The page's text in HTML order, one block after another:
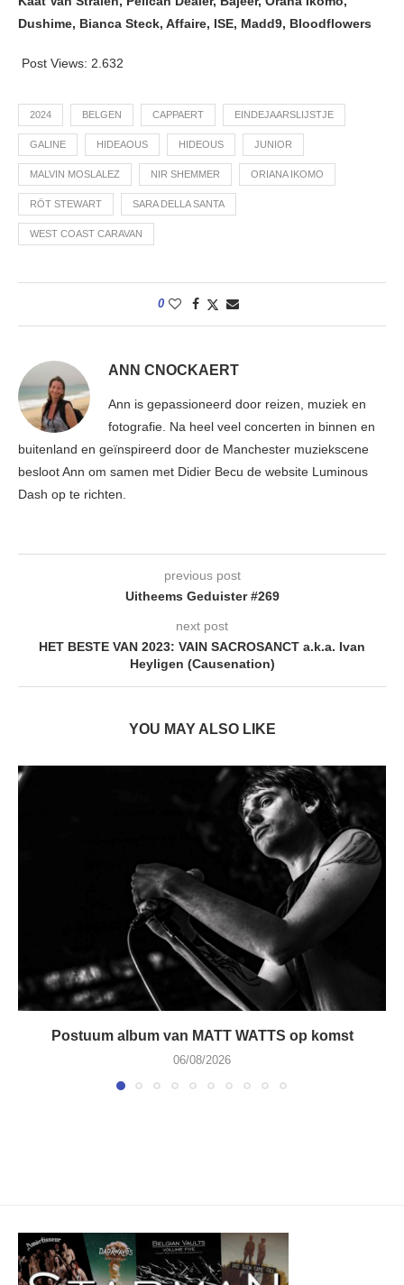
Dushime, Bianca Steck, Affaire, ISE, Madd9, Bloodflowers
Post Views: 2.632
2024 BELGEN CAPPAERT EINDEJAARSLIJSTJE
GALINE HIDEAOUS HIDEOUS JUNIOR
MALVIN MOSLALEZ NIR SHEMMER ORIANA IKOMO
RÖT STEWART SARA DELLA SANTA
WEST COAST CARAVAN
0
ANN CNOCKAERT
Ann is gepassioneerd door reizen, muziek en
fotografie. Na heel veel concerten in binnen en
buitenland en geïnspireerd door de Manchester muziekscene
besloot Ann om samen met Didier Becu de website Luminous
Dash op te richten.
previous post
Uitheems Geduister #269
next post
HET BESTE VAN 2023: VAIN SACROSANCT a.k.a. Ivan
Heyligen (Causenation)
YOU MAY ALSO LIKE
Postuum album van MATT WATTS op komst
06/08/2026